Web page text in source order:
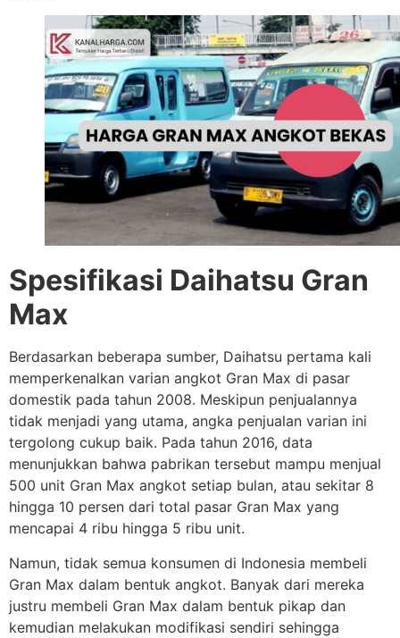
Spesifikasi Daihatsu Gran
Max
Berdasarkan beberapa sumber, Daihatsu pertama kali
memperkenalkan varian angkot Gran Max di pasar
domestik pada tahun 2008. Meskipun penjualannya
tidak menjadi yang utama, angka penjualan varian ini
tergolong cukup baik. Pada tahun 2016, data
menunjukkan bahwa pabrikan tersebut mampu menjual
500 unit Gran Max angkot setiap bulan, atau sekitar 8
hingga 10 persen dari total pasar Gran Max yang
mencapai 4 ribu hingga 5 ribu unit.
Namun, tidak semua konsumen di Indonesia membeli
Gran Max dalam bentuk angkot. Banyak dari mereka
justru membeli Gran Max dalam bentuk pikap dan
kemudian melakukan modifikasi sendiri sehingga